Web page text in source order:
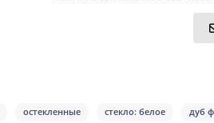
остекленные стекло: белое дуб